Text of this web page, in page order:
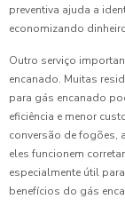
preventiva ajuda a
economizando
Outro serviço
encanado. Muitas
para gás encanado
eficiência e menor
conversão de fogões,
eles funcionem
especialmente útil
benefícios do gás